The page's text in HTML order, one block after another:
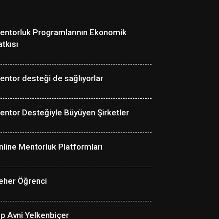
Programlarının Ekonomik
desteği de sağlıyorlar
Desteğiyle Büyüyen Şirketler
Mentorluk Platformları
Öğrenci
Avni Yelkenbiçer